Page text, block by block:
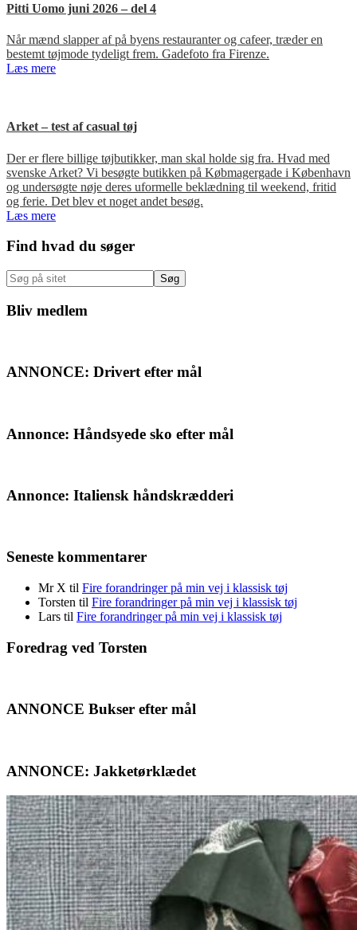
Pitti Uomo juni 2026 – del 4
Når mænd slapper af på byens restauranter og cafeer, træder en
bestemt tøjmode tydeligt frem. Gadefoto fra Firenze.
Læs mere
Arket – test af casual tøj
Der er flere billige tøjbutikker, man skal holde sig fra. Hvad med
svenske Arket? Vi besøgte butikken på Købmagergade i København
og undersøgte nøje deres uformelle beklædning til weekend, fritid
og ferie. Det blev et noget andet besøg.
Læs mere
Primær
Sidebar
Find hvad du søger
Søg
på
sitet
Bliv medlem
ANNONCE: Drivert efter mål
Annonce: Håndsyede sko efter mål
Annonce: Italiensk håndskrædderi
Seneste kommentarer
Mr X til Fire forandringer på min vej i klassisk tøj
Torsten til Fire forandringer på min vej i klassisk tøj
Lars til Fire forandringer på min vej i klassisk tøj
Foredrag ved Torsten
ANNONCE Bukser efter mål
ANNONCE: Jakketørklædet